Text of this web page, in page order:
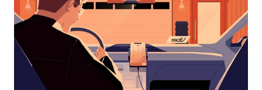
calendrier
et
sélectionner
une
date.
Appuyez